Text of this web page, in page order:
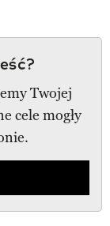
Twojej
cele mogły